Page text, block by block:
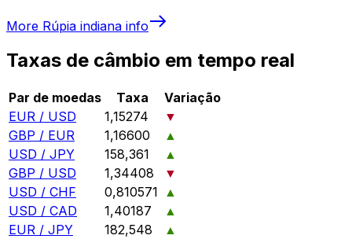
More Rúpia indiana info
Taxas de câmbio em tempo real
Par de moedas Taxa
Variação
EUR / USD
1,15274
▼
GBP / EUR
1,16600
▲
USD / JPY
158,361
▲
GBP / USD
1,34408
▼
USD / CHF
0,810571 ▲
USD / CAD
1,40187
▲
EUR / JPY
182,548
▲